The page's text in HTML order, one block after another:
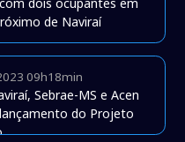
dois ocupantes em
de Naviraí
09h18min
Sebrae-MS e Acen
do Projeto